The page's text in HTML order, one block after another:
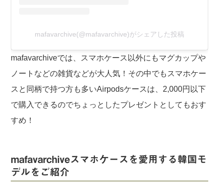
mafavarchive(@mafavarchive)がシェアした投稿
mafavarchiveでは、スマホケース以外にもマグカップや
ノートなどの雑貨などが大人気！その中でもスマホケー
スと同柄で持つ方も多いAirpodsケースは、2,000円以下
で購入できるのでちょっとしたプレゼントとしてもおす
すめ！
mafavarchiveスマホケースを愛用する韓国モ
デルをご紹介